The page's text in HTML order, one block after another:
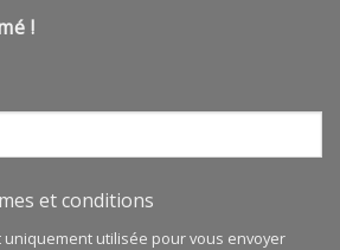
pure
!
et conditions
utilisée pour vous envoyer